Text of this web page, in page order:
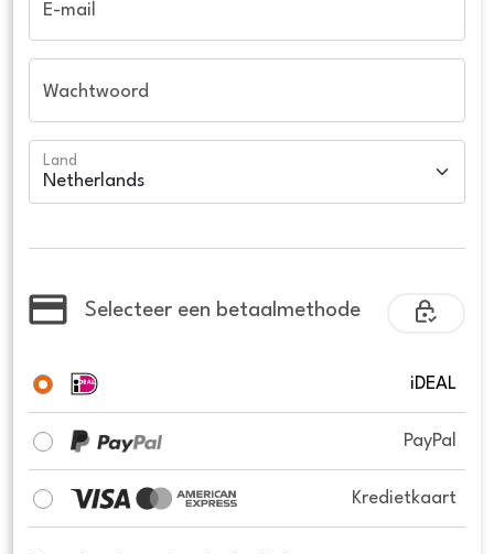
E-mail
Wachtwoord
Land
Selecteer een betaalmethode
iDEAL
PayPal
Kredietkaart